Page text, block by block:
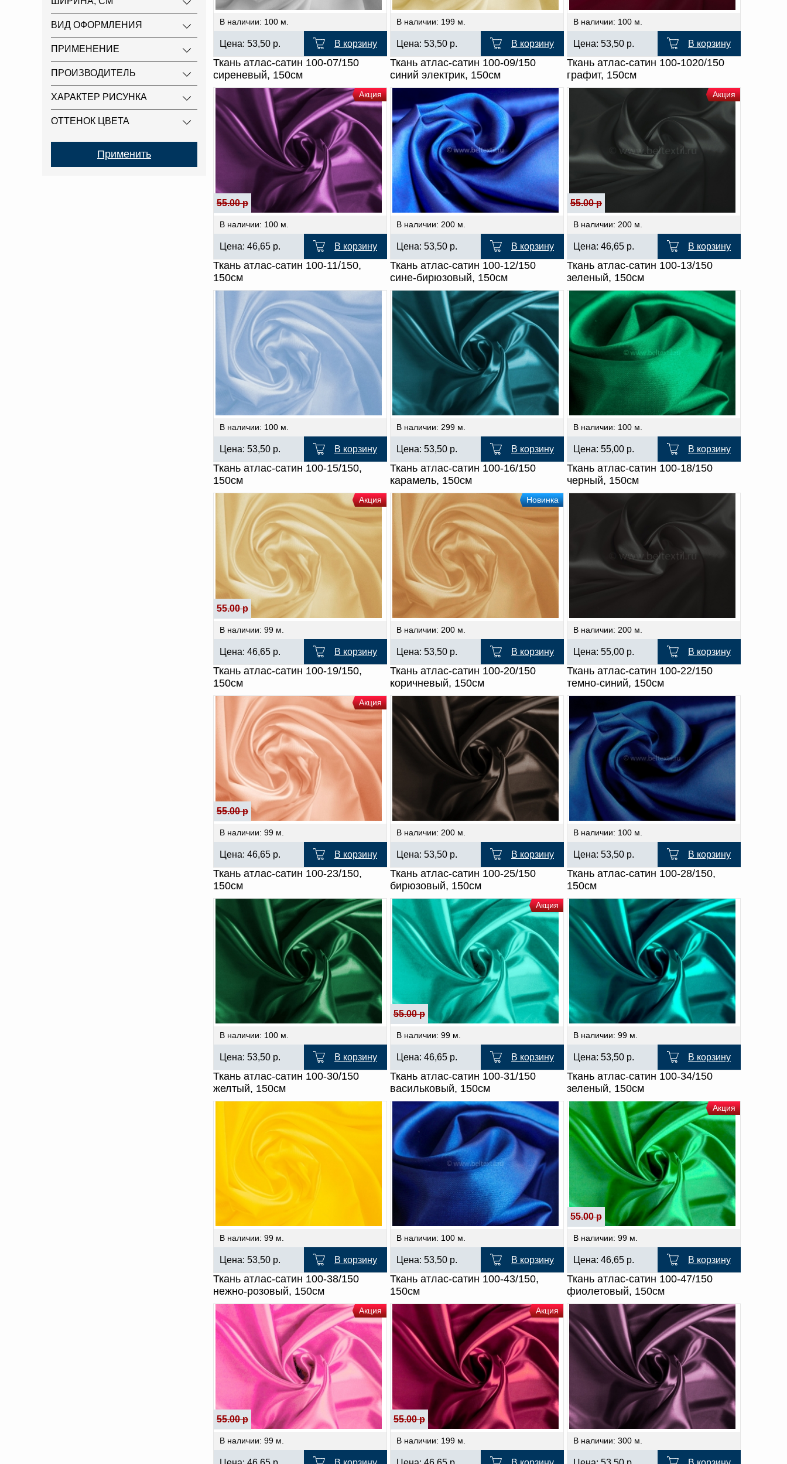
ВИД ОФОРМЛЕНИЯ
ПРИМЕНЕНИЕ
ПРОИЗВОДИТЕЛЬ
ХАРАКТЕР РИСУНКА
ОТТЕНОК ЦВЕТА
В наличии: 100 м.
Цена: 53,50 р. В корзину
В наличии: 199 м.
Цена: 53,50 р. В корзину
В наличии: 100 м.
Цена: 53,50 р. В корзину
Ткань атлас-сатин 100-07/150
сиреневый, 150см
Акция
55.00 р
В наличии: 100 м.
Цена: 46,65 р. В корзину
Ткань атлас-сатин 100-09/150
синий электрик, 150см
В наличии: 200 м.
Цена: 53,50 р. В корзину
Ткань атлас-сатин 100-1020/150
графит, 150см
Акция
55.00 р
В наличии: 200 м.
Цена: 46,65 р. В корзину
Ткань атлас-сатин 100-11/150,
150см
В наличии: 100 м.
Цена: 53,50 р. В корзину
Ткань атлас-сатин 100-12/150
сине-бирюзовый, 150см
В наличии: 299 м.
Цена: 53,50 р. В корзину
Ткань атлас-сатин 100-13/150
зеленый, 150см
В наличии: 100 м.
Цена: 55,00 р. В корзину
Ткань атлас-сатин 100-15/150,
150см
Акция
55.00 р
В наличии: 99 м.
Цена: 46,65 р. В корзину
Ткань атлас-сатин 100-16/150
карамель, 150см
Новинка
В наличии: 200 м.
Цена: 53,50 р. В корзину
Ткань атлас-сатин 100-18/150
черный, 150см
В наличии: 200 м.
Цена: 55,00 р. В корзину
Ткань атлас-сатин 100-19/150,
150см
Акция
55.00 р
В наличии: 99 м.
Цена: 46,65 р. В корзину
Ткань атлас-сатин 100-20/150
коричневый, 150см
В наличии: 200 м.
Цена: 53,50 р. В корзину
Ткань атлас-сатин 100-22/150
темно-синий, 150см
В наличии: 100 м.
Цена: 53,50 р. В корзину
Ткань атлас-сатин 100-23/150,
150см
В наличии: 100 м.
Цена: 53,50 р. В корзину
Ткань атлас-сатин 100-25/150
бирюзовый, 150см
Акция
55.00 р
В наличии: 99 м.
Цена: 46,65 р. В корзину
Ткань атлас-сатин 100-28/150,
150см
В наличии: 99 м.
Цена: 53,50 р. В корзину
Ткань атлас-сатин 100-30/150
желтый, 150см
В наличии: 99 м.
Цена: 53,50 р. В корзину
Ткань атлас-сатин 100-31/150
васильковый, 150см
В наличии: 100 м.
Цена: 53,50 р. В корзину
Ткань атлас-сатин 100-34/150
зеленый, 150см
Акция
55.00 р
В наличии: 99 м.
Цена: 46,65 р. В корзину
Ткань атлас-сатин 100-38/150
нежно-розовый, 150см
Акция
55.00 р
В наличии: 99 м.
Ткань атлас-сатин 100-43/150,
150см
Акция
55.00 р
В наличии: 199 м.
Ткань атлас-сатин 100-47/150
фиолетовый, 150см
В наличии: 300 м.